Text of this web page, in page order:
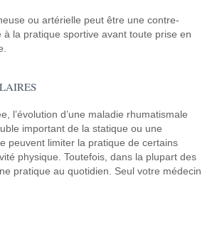
ou artérielle peut être une contre-
à la pratique sportive avant toute prise en
l’évolution d’une maladie rhumatismale
important de la statique ou une
peuvent limiter la pratique de certains
physique. Toutefois, dans la plupart des
pratique au quotidien. Seul votre médecin